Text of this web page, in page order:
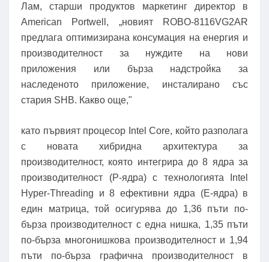
Лам, старши продуктов маркетинг директор в
American Portwell, „новият ROBO-8116VG2AR
предлага оптимизирана консумация на енергия и
производителност за нуждите на нови
приложения или бърза надстройка за
наследеното приложение, инсталирано със
стария SHB. Какво още,"
като първият процесор Intel Core, който разполага
с новата хибридна архитектура за
производителност, която интегрира до 8 ядра за
производителност (P-ядра) с технологията Intel
Hyper-Threading и 8 ефективни ядра (E-ядра) в
един матрица, той осигурява до 1,36 пъти по-
бърза производителност с една нишка, 1,35 пъти
по-бърза многонишкова производителност и 1,94
пъти по-бърза графична производителност в